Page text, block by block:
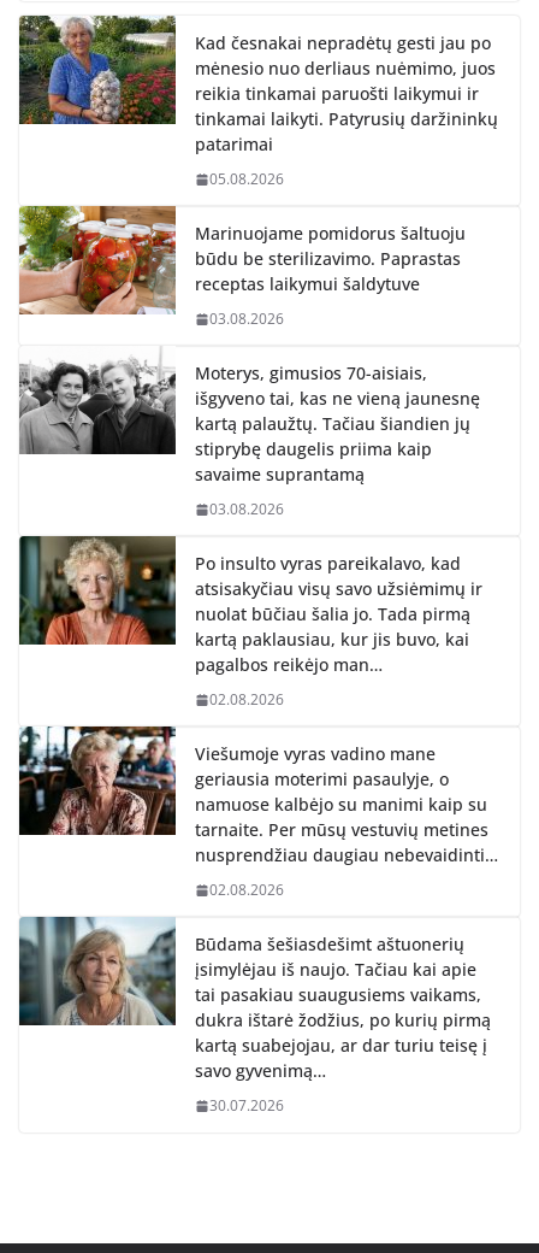
Kad česnakai nepradėtų gesti jau po
mėnesio nuo derliaus nuėmimo, juos
reikia tinkamai paruošti laikymui ir
tinkamai laikyti. Patyrusių daržininkų
patarimai
05.08.2026
Marinuojame pomidorus šaltuoju
būdu be sterilizavimo. Paprastas
receptas laikymui šaldytuve
03.08.2026
Moterys, gimusios 70-aisiais,
išgyveno tai, kas ne vieną jaunesnę
kartą palaužtų. Tačiau šiandien jų
stiprybę daugelis priima kaip
savaime suprantamą
03.08.2026
Po insulto vyras pareikalavo, kad
atsisakyčiau visų savo užsiėmimų ir
nuolat būčiau šalia jo. Tada pirmą
kartą paklausiau, kur jis buvo, kai
pagalbos reikėjo man…
02.08.2026
Viešumoje vyras vadino mane
geriausia moterimi pasaulyje, o
namuose kalbėjo su manimi kaip su
tarnaite. Per mūsų vestuvių metines
nusprendžiau daugiau nebevaidinti…
02.08.2026
Būdama šešiasdešimt aštuonerių
įsimylėjau iš naujo. Tačiau kai apie
tai pasakiau suaugusiems vaikams,
dukra ištarė žodžius, po kurių pirmą
kartą suabejojau, ar dar turiu teisę į
savo gyvenimą…
30.07.2026